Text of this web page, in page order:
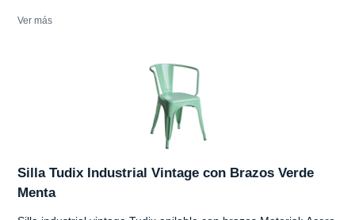
Ver más
Silla Tudix Industrial Vintage con Brazos Verde
Menta